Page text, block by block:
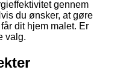
gennem
du ønsker, at gøre
dit hjem malet. Er
valg.